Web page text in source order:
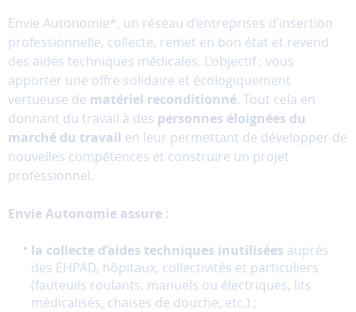
Envie Autonomie*, un réseau d’entreprises d’insertion
professionnelle, collecte, remet en bon état et revend
des aides techniques médicales. L’objectif : vous
apporter une offre solidaire et écologiquement
vertueuse de matériel reconditionné. Tout cela en
donnant du travail à des personnes éloignées du
marché du travail en leur permettant de développer de
nouvelles compétences et construire un projet
professionnel.
Envie Autonomie assure :
la collecte d’aides techniques inutilisées auprès
des EHPAD, hôpitaux, collectivités et particuliers
(fauteuils roulants, manuels ou électriques, lits
médicalisés, chaises de douche, etc.) ;
du
site
et
ne
peuvent
donc
être
désactivés.
cookies
mesure
d'audience
Ces
cookies